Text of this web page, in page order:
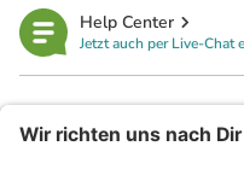
Help Center
Jetzt auch per Live-Chat